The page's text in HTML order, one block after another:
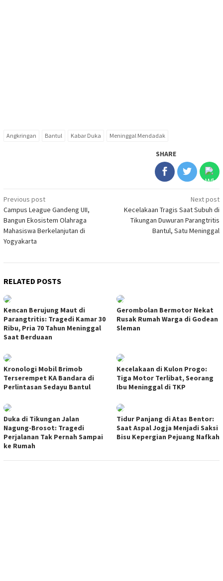
Angkringan Bantul Kabar Duka Meninggal Mendadak
SHARE
Post
navigation
Previous post
Campus League Gandeng UII,
Bangun Ekosistem Olahraga
Mahasiswa Berkelanjutan di
Yogyakarta
Next post
Kecelakaan Tragis Saat Subuh di
Tikungan Duwuran Parangtritis
Bantul, Satu Meninggal
RELATED POSTS
Kencan Berujung Maut di
Parangtritis: Tragedi Kamar 30
Ribu, Pria 70 Tahun Meninggal
Saat Berduaan
Gerombolan Bermotor Nekat
Rusak Rumah Warga di Godean
Sleman
Kronologi Mobil Brimob
Terserempet KA Bandara di
Perlintasan Sedayu Bantul
Kecelakaan di Kulon Progo:
Tiga Motor Terlibat, Seorang
Ibu Meninggal di TKP
Duka di Tikungan Jalan
Nagung-Brosot: Tragedi
Perjalanan Tak Pernah Sampai
ke Rumah
Tidur Panjang di Atas Bentor:
Saat Aspal Jogja Menjadi Saksi
Bisu Kepergian Pejuang Nafkah